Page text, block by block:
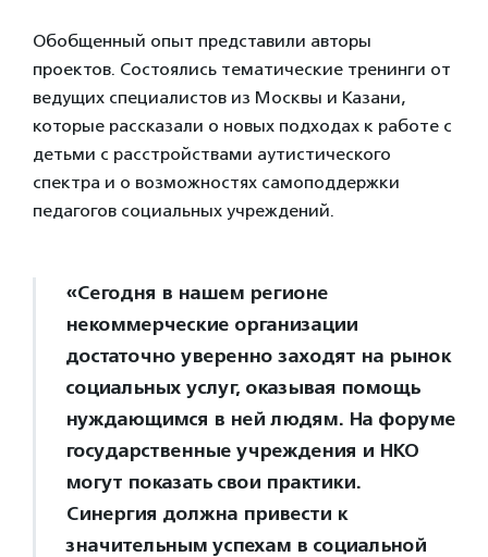
Обобщенный опыт представили авторы
проектов. Состоялись тематические тренинги от
ведущих специалистов из Москвы и Казани,
которые рассказали о новых подходах к работе с
детьми c расстройствами аутистического
спектра и о возможностях самоподдержки
педагогов социальных учреждений.
«Сегодня в нашем регионе
некоммерческие организации
достаточно уверенно заходят на рынок
социальных услуг, оказывая помощь
нуждающимся в ней людям. На форуме
государственные учреждения и НКО
могут показать свои практики.
Синергия должна привести к
значительным успехам в социальной